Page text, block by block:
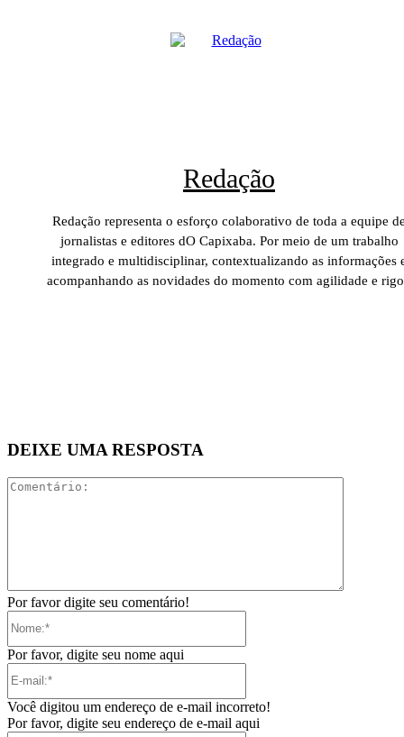
Redação
Redação representa o esforço colaborativo de toda a equipe
jornalistas e editores dO Capixaba. Por meio de um trabalho
integrado e multidisciplinar, contextualizando as informações
acompanhando as novidades do momento com agilidade e
DEIXE UMA RESPOSTA
Por favor digite seu comentário!
Por favor, digite seu nome aqui
Você digitou um endereço de e-mail incorreto!
Por favor, digite seu endereço de e-mail aqui